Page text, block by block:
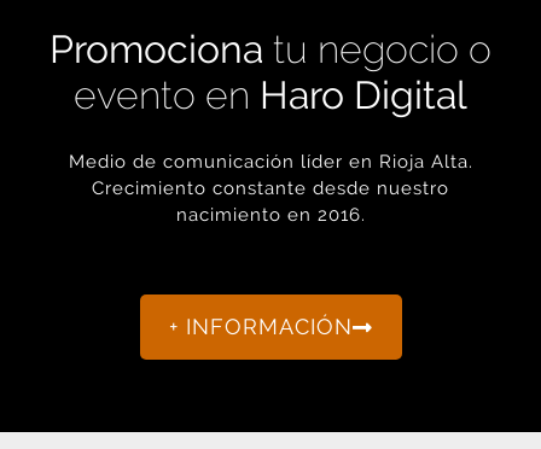
Promociona tu negocio o
evento en Haro Digital
Medio de comunicación líder en Rioja Alta.
Crecimiento constante desde nuestro
nacimiento en 2016.
+ INFORMACIÓN